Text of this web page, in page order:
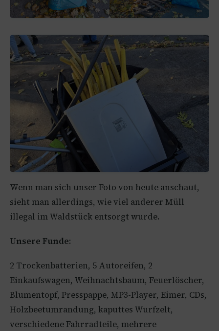
Wenn man sich unser Foto von heute anschaut,
sieht man allerdings, wie viel anderer Müll
illegal im Waldstück entsorgt wurde.
Unsere Funde:
2 Trockenbatterien, 5 Autoreifen, 2
Einkaufswagen, Weihnachtsbaum, Feuerlöscher,
Blumentopf, Presspappe, MP3-Player, Eimer, CDs,
Holzbeetumrandung, kaputtes Wurfzelt,
verschiedene Fahrradteile, mehrere